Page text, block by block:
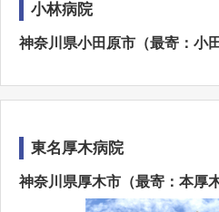
小林病院
神奈川県小田原市（最寄：小
東名厚木病院
神奈川県厚木市（最寄：本厚